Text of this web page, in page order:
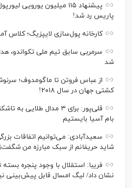
پیشنهاد ۱۱۵ میلیون یورویی
پاریس رد شد!
کارخانه پول‌سازی لایپزیگ؛ کلاس
سرمربی سابق تیم ملی تکواندو،
شد
از عباس فروتن تا ماگومدوف؛
کشتی جهان در سال ۲۰۱۸!
قلی‌پور: برای ۳ مدال
بام آسیا بایستیم
سعیدآبادی: می‌توانیم اتفاقات
شاید حریفانم از سبک مبارزه من
فریبا: استقلال با وجود پنجره بسته
نشان داد/ لیگ امسال قابل پیش‌بینی